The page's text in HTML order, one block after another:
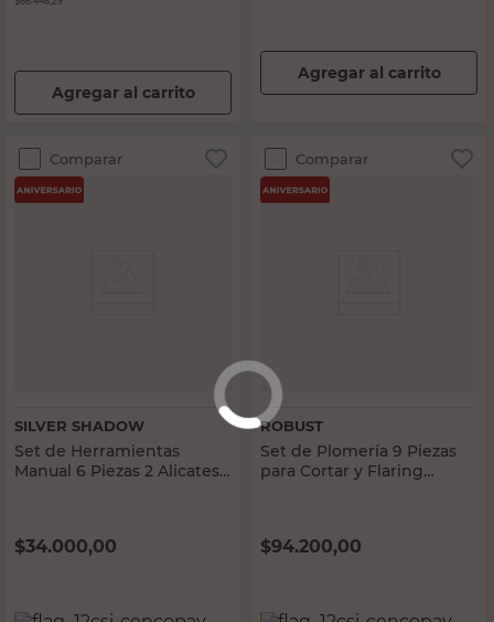
Agregar al carrito
Agregar al carrito
Comparar
SILVER SHADOW
Set de Herramientas
Manual 6 Piezas 2 Alicates
$34.000,00
Comparar
ROBUST
Set de Plomería 9 Piezas
para Cortar y Flaring
$94.200,00